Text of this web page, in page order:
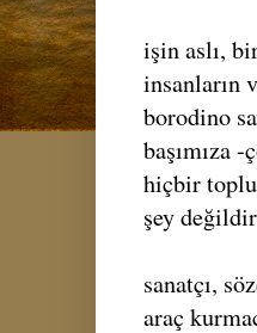
işin aslı,
insanların
borodino
başımıza
hiçbir
şey
sanatçı,
araç